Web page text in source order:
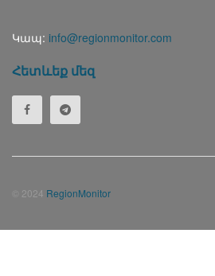
Կապ: info@regionmonitor.com
Հետևեք մեզ
© 2024 RegionMonitor